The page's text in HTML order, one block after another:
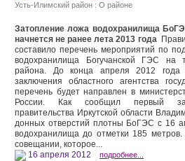
Усть-Илимский район : О районе
Затопление ложа водохранилища
начнется не ранее лета 2013 года
составило перечень мероприятий по
водохранилища Богучанской ГЭС на
района. До конца апреля 2012 года
заключения областного агентства
перечень будет направлен в
России. Как сообщил первый
правительства Иркутской области
донных отверстий плотны БоГЭС с 16
водохранилища до отметки 185
совещании, которое...
16 апреля 2012 подробнее...